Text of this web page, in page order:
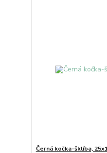
Černá kočka-šklíba,